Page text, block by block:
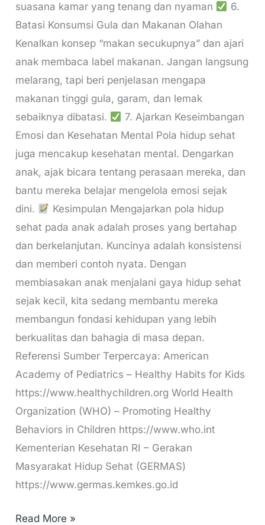
suasana kamar yang tenang dan nyaman
6.
Batasi Konsumsi Gula dan Makanan Olahan
Kenalkan konsep “makan secukupnya” dan ajari
anak membaca label makanan. Jangan langsung
melarang, tapi beri penjelasan mengapa
makanan tinggi gula, garam, dan lemak
sebaiknya dibatasi.
7. Ajarkan Keseimbangan
Emosi dan Kesehatan Mental Pola hidup sehat
juga mencakup kesehatan mental. Dengarkan
anak, ajak bicara tentang perasaan mereka, dan
bantu mereka belajar mengelola emosi sejak
dini.
Kesimpulan Mengajarkan pola hidup
sehat pada anak adalah proses yang bertahap
dan berkelanjutan. Kuncinya adalah konsistensi
dan memberi contoh nyata. Dengan
membiasakan anak menjalani gaya hidup sehat
sejak kecil, kita sedang membantu mereka
membangun fondasi kehidupan yang lebih
berkualitas dan bahagia di masa depan.
Referensi Sumber Terpercaya: American
Academy of Pediatrics – Healthy Habits for Kids
https://www.healthychildren.org World Health
Organization (WHO) – Promoting Healthy
Behaviors in Children https://www.who.int
Kementerian Kesehatan RI – Gerakan
Masyarakat Hidup Sehat (GERMAS)
https://www.germas.kemkes.go.id
Read More »